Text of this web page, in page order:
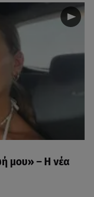
μου» – Η νέα